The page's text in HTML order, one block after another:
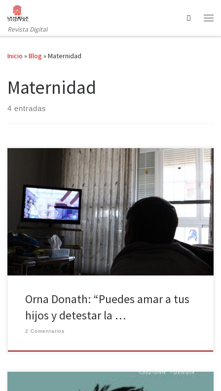
Saltar al contenido
Revista Digital
Search
Inicio »Blog »Maternidad
Maternidad
4 entradas
Ha dado mucho que hablar y no es para menos: Una mujer
diciendo en voz alta que se arrepiente de ser madre puede
catalogarse de caso aislado o de locura. Pero cuando no sólo es
una mujer, sino 23, y cuando detrás de esas 23 surgen otras y
otras, parece […]
Orna Donath: “Puedes amar a tus
hijos y detestar la …
2 Comentarios